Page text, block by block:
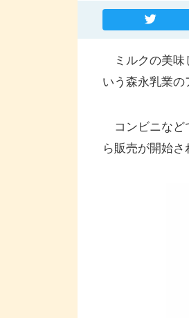
ミルクの美味
いう森永乳業の
コンビニなど
ら販売が開始さ